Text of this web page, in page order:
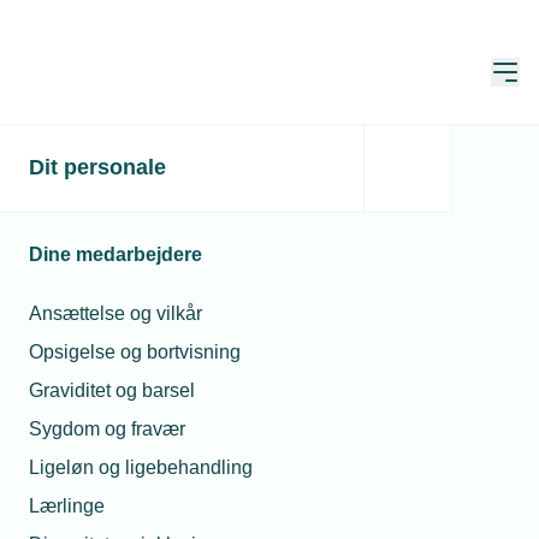
Dit personale
Dine medarbejdere
Ansættelse og vilkår
Opsigelse og bortvisning
Graviditet og barsel
Sygdom og fravær
Ligeløn og ligebehandling
Lærlinge
Bortvisning
Bortvisning af en medarbejder er den
mest indgribende sanktion, en
arbejdsgiver kan anvende. Det betyder,
at ansættelsesforholdet ophører
øjeblikkeligt uden varsel.